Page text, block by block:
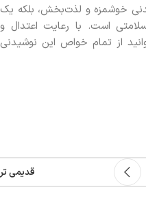
خوشمزه و لذت‌بخش، بلکه یک
است. با رعایت اعتدال و
از تمام خواص این نوشیدنی
قدیمی تر